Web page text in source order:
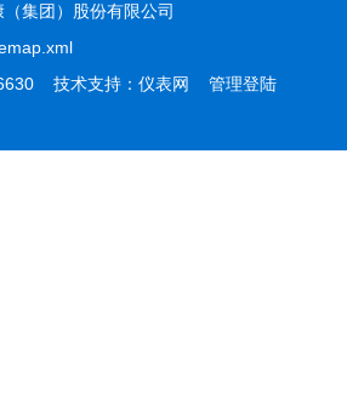
集团）股份有限公司
技术支持： 仪表网 管理登陆